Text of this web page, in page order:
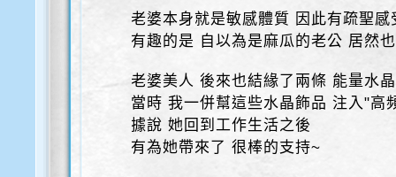
老婆本身就是敏感體質 因此有疏聖
有趣的是 自以為是麻瓜的老公 居然
老婆美人 後來也結緣了兩條 能量水
當時 我一併幫這些水晶飾品 注入"高
據說 她回到工作生活之後
有為她帶來了 很棒的支持~